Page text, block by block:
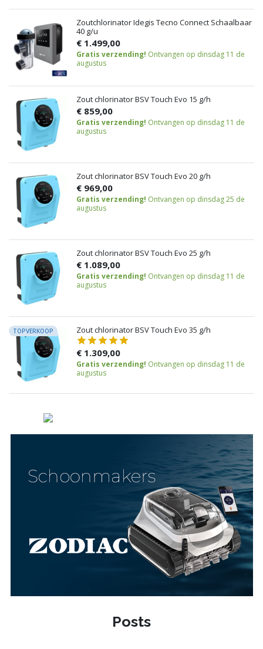
Posts
Zoutchlorinator Idegis Tecno Connect Schaalbaar
40 g/u
€ 1.499,00
Gratis verzending! Ontvangen op dinsdag 11 de
augustus
Zout chlorinator BSV Touch Evo 15 g/h
€ 859,00
Gratis verzending! Ontvangen op dinsdag 11 de
augustus
Zout chlorinator BSV Touch Evo 20 g/h
€ 969,00
Gratis verzending! Ontvangen op dinsdag 25 de
augustus
Zout chlorinator BSV Touch Evo 25 g/h
€ 1.089,00
Gratis verzending! Ontvangen op dinsdag 11 de
augustus
TOPVERKOOP Zout chlorinator BSV Touch Evo 35 g/h
€ 1.309,00
Gratis verzending! Ontvangen op dinsdag 11 de
augustus